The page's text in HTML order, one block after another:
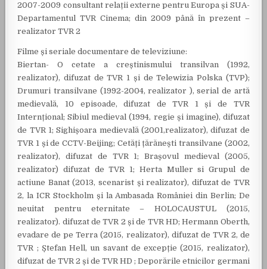
2007-2009 consultant relații externe pentru Europa și SUA-
Departamentul TVR Cinema; din 2009 până în prezent –
realizator TVR 2
Filme și seriale documentare de televiziune:
Biertan- O cetate a creștinismului transilvan (1992,
realizator), difuzat de TVR 1 și de Telewizia Polska (TVP);
Drumuri transilvane (1992-2004, realizator ), serial de artă
medievală, 10 episoade, difuzat de TVR 1 și de TVR
Internțional; Sibiul medieval (1994, regie și imagine), difuzat
de TVR 1; Sighișoara medievală (2001,realizator), difuzat de
TVR 1 și de CCTV-Beijing; Cetăți țărănești transilvane (2002,
realizator), difuzat de TVR 1; Brașovul medieval (2005,
realizator) difuzat de TVR 1; Herta Muller si Grupul de
actiune Banat (2013, scenarist și realizator), difuzat de TVR
2, la ICR Stockholm și la Ambasada României din Berlin; De
neuitat pentru eternitate – HOLOCAUSTUL (2015,
realizator). difuzat de TVR 2 și de TVR HD; Hermann Oberth,
evadare de pe Terra (2015, realizator), difuzat de TVR 2, de
TVR ; Ștefan Hell, un savant de excepție (2015, realizator),
difuzat de TVR 2 și de TVR HD ; Deporările etnicilor germani